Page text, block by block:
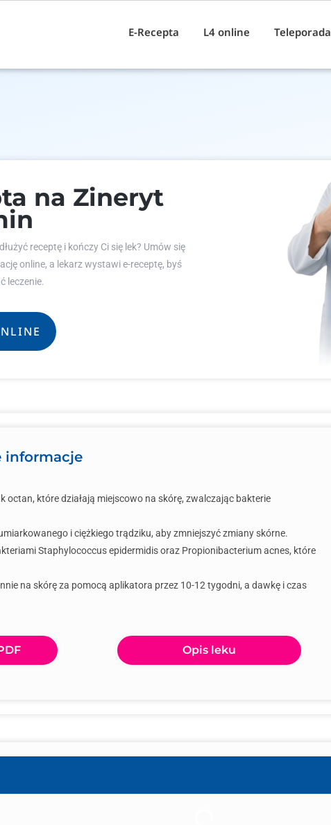
E-Recepta L4 online Teleporada
na Zineryt
receptę i kończy Ci się lek? Umów się
online, a lekarz wystawi e-receptę, byś
leczenie.
informacje
octan, które działają miejscowo na skórę, zwalczając bakterie
i ciężkiego trądziku, aby zmniejszyć zmiany skórne.
Staphylococcus epidermidis oraz Propionibacterium acnes, które
na skórę za pomocą aplikatora przez 10-12 tygodni, a dawkę i czas
Opis leku